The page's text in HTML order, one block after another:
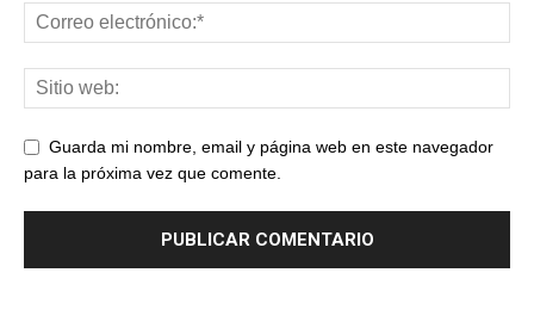
Guarda mi nombre, email y página web en este navegador
para la próxima vez que comente.